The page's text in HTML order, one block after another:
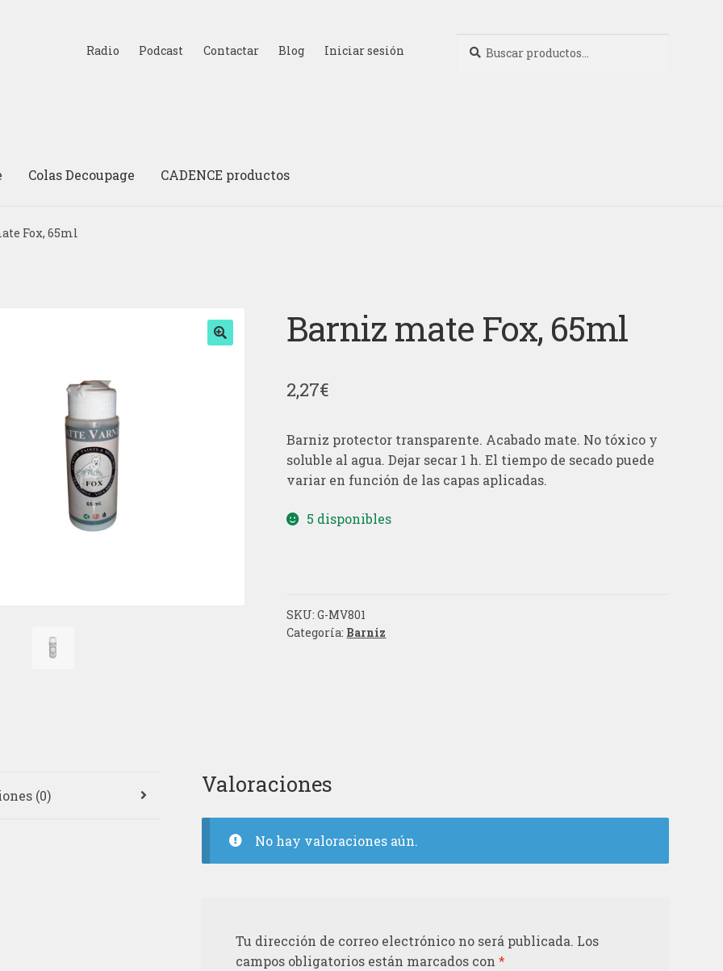
Radio Podcast Contactar Blog Iniciar sesión
por:
Colas Decoupage CADENCE productos
Fox, 65ml
Barniz mate Fox, 65ml
2,27€
Barniz protector transparente. Acabado mate. No tóxico y
soluble al agua. Dejar secar 1 h. El tiempo de secado puede
variar en función de las capas aplicadas.
5 disponibles
SKU:G-MV801
Categoría: Barniz
(0) Valoraciones
No hay valoraciones aún.
Tu dirección de correo electrónico no será publicada. Los
campos obligatorios están marcados con*